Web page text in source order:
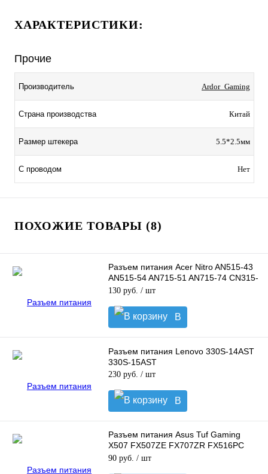
ХАРАКТЕРИСТИКИ:
Прочие
Производитель Ardor_Gaming
Страна производства Китай
Размер штекера 5.5*2.5мм
С проводом Нет
ПОХОЖИЕ ТОВАРЫ (8)
Разъем питания Acer Nitro AN515-43
AN515-54 AN715-51 AN715-74 CN315-
71 PT315-51, 16.5cm
130 руб. / шт
В
корзину
Разъем питания Lenovo 330S-14AST
330S-15AST
230 руб. / шт
В
корзину
Разъем питания Asus Tuf Gaming
X507 FX507ZE FX707ZR FX516PC
FX517ZC, 6.0*3.7 jack
90 руб. / шт